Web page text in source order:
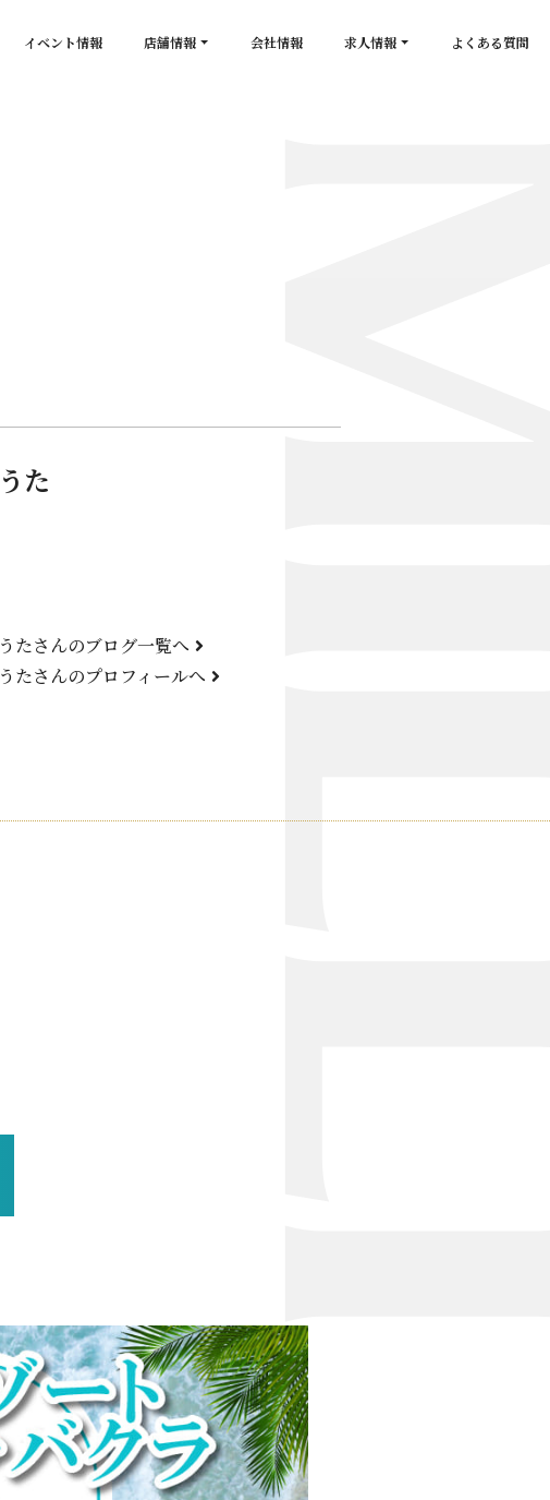
イベント情報 店舗情報
KARMA
SPORTS&DINING SUN(宮古島）
会社情報 求人情報 よくある質問
うた
うたさんのブログ一覧へ
うたさんのプロフィールへ